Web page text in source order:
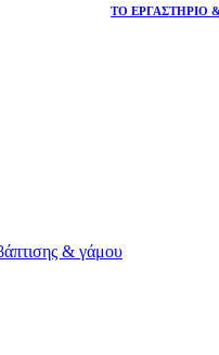
ΤΟ ΕΡΓΑΣΤΗΡΙΟ